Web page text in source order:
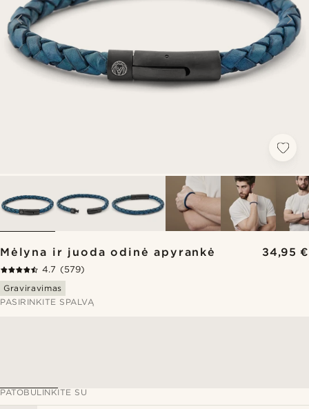
Mėlyna ir juoda odinė apyrankė 34,95 €
4.7 (579)
Graviravimas
PASIRINKITE SPALVĄ
PATOBULINKITE SU